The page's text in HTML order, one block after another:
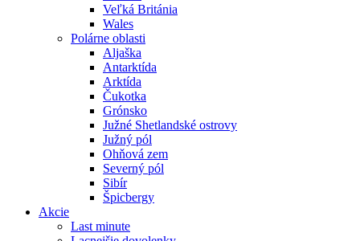
Veľká Británia
Wales
Polárne oblasti
Aljaška
Antarktída
Arktída
Čukotka
Grónsko
Južné Shetlandské ostrovy
Južný pól
Ohňová zem
Severný pól
Sibír
Špicbergy
Akcie
Last minute